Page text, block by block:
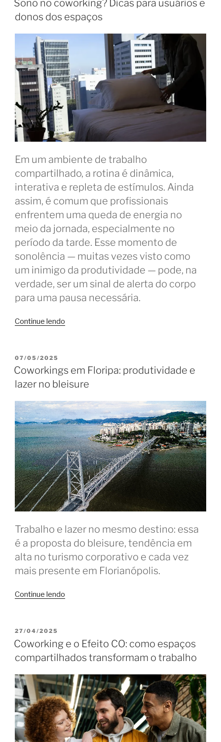
SC
Florianópolis”
Sono no coworking? Dicas para usuários e
donos dos espaços
Em um ambiente de trabalho
compartilhado, a rotina é dinâmica,
interativa e repleta de estímulos. Ainda
assim, é comum que profissionais
enfrentem uma queda de energia no
meio da jornada, especialmente no
período da tarde. Esse momento de
sonolência — muitas vezes visto como
um inimigo da produtividade — pode, na
verdade, ser um sinal de alerta do corpo
para uma pausa necessária.
Continue lendo
para
usuários
donos
dos
espaços”
PUBLICADO
EM
07/05/2025
Coworkings em Floripa: produtividade e
lazer no bleisure
Trabalho e lazer no mesmo destino: essa
é a proposta do bleisure, tendência em
alta no turismo corporativo e cada vez
mais presente em Florianópolis.
Continue lendo
e
lazer
bleisure”
PUBLICADO
EM
27/04/2025
Coworking e o Efeito CO: como espaços
compartilhados transformam o trabalho